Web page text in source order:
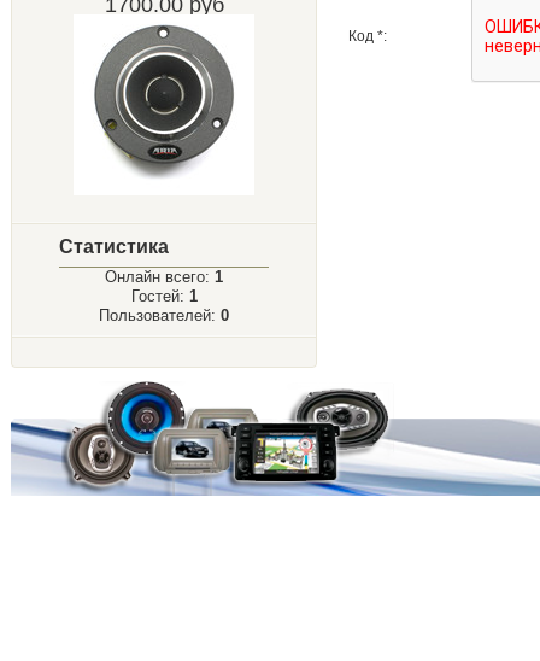
1700.00 руб
Статистика
Онлайн всего: 1
Гостей: 1
Пользователей: 0
Код *: